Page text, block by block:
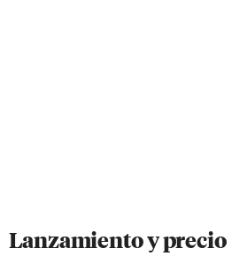
Lanzamiento y precio